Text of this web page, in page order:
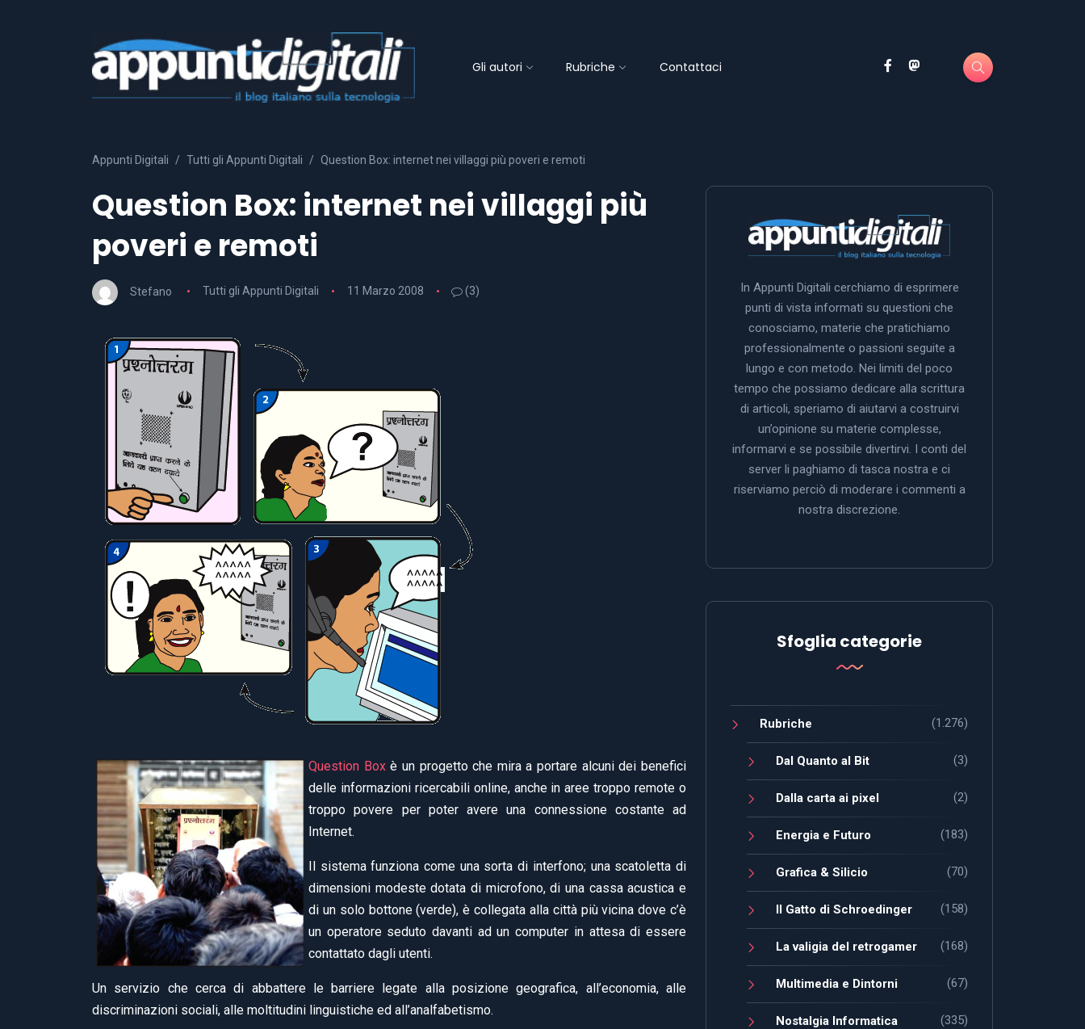
Gli autori Rubriche Contattaci
Appunti Digitali Tutti gli Appunti Digitali Question Box: internet nei villaggi più poveri e remoti
Question Box: internet nei villaggi più
poveri e remoti
Stefano Tutti gli Appunti Digitali 11 Marzo 2008 (3)
Question Boxè un progetto che mira a portare alcuni dei benefici
delle informazioni ricercabili online, anche in aree troppo remote o
troppo povere per poter avere una connessione costante ad
Internet.
Il sistema funziona come una sorta di interfono; una scatoletta di
dimensioni modeste dotata di microfono, di una cassa acustica e
di un solo bottone (verde), è collegata alla città più vicina dove c’è
un operatore seduto davanti ad un computer in attesa di essere
contattato dagli utenti.
Un servizio che cerca di abbattere le barriere legate alla posizione geografica, all’economia, alle
discriminazioni sociali, alle moltitudini linguistiche ed all’analfabetismo.
In Appunti Digitali cerchiamo di esprimere
punti di vista informati su questioni che
conosciamo, materie che pratichiamo
professionalmente o passioni seguite a
lungo e con metodo. Nei limiti del poco
tempo che possiamo dedicare alla scrittura
di articoli, speriamo di aiutarvi a costruirvi
un’opinione su materie complesse,
informarvi e se possibile divertirvi. I conti del
server li paghiamo di tasca nostra e ci
riserviamo perciò di moderare i commenti a
nostra discrezione.
Sfoglia categorie
Rubriche (1.276)
Dal Quanto al Bit (3)
Dalla carta ai pixel (2)
Energia e Futuro (183)
Grafica & Silicio (70)
Il Gatto di Schroedinger (158)
La valigia del retrogamer (168)
Multimedia e Dintorni (67)
Nostalgia Informatica (335)